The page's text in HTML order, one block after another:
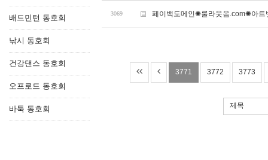
배드민턴 동호회
낚시 동호회
건강댄스 동호회
오프로드 동호회
바둑 동호회
3069 페이백도메인✺룰라웃음.com✺아트
3771 3772 3773
제목